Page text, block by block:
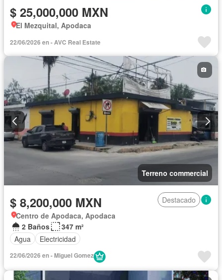
$ 25,000,000 MXN
El Mezquital, Apodaca
22/06/2026 en - AVC Real Estate
Terreno commercial
$ 8,200,000 MXN
Destacado
Centro de Apodaca, Apodaca
2 Baños
347 m²
Agua
Electricidad
22/06/2026 en - Miguel Gomez